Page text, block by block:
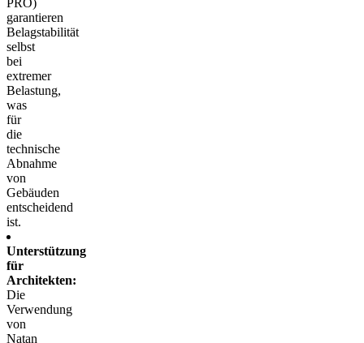
PRO)
garantieren
Belagstabilität
selbst
bei
extremer
Belastung,
was
für
die
technische
Abnahme
von
Gebäuden
entscheidend
ist.
Unterstützung
für
Architekten:
Die
Verwendung
von
Natan